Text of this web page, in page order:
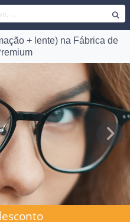
+ lente) na Fábrica de
Next